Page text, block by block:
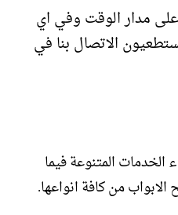
مدار الوقت وفي اي
الاتصال بنا في
المتنوعة فيما
من كافة انواعها.